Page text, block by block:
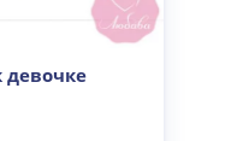
девочке